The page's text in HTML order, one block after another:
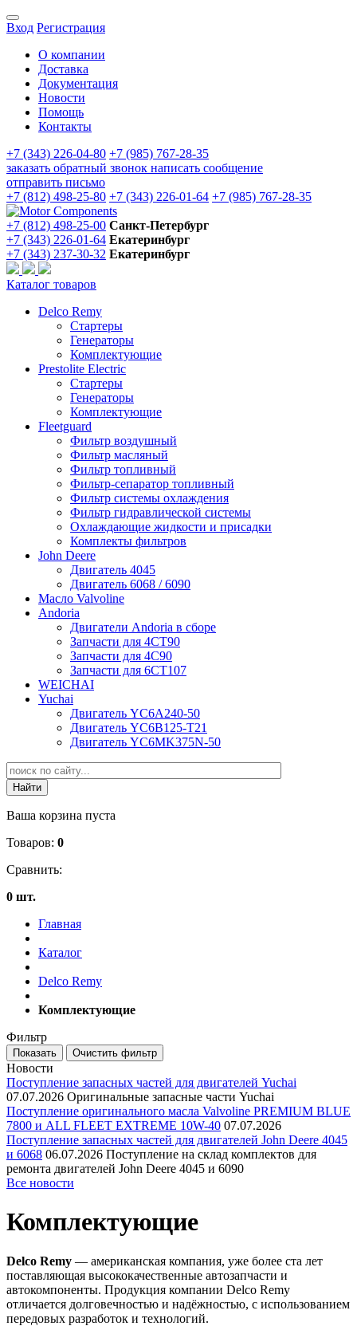
Вход Регистрация
О компании
Доставка
Документация
Новости
Помощь
Контакты
+7 (343) 226-04-80 +7 (985) 767-28-35
заказать обратный звонок написать сообщение
отправить письмо
+7 (812) 498-25-80 +7 (343) 226-01-64 +7 (985) 767-28-35
+7 (812) 498-25-00 Санкт-Петербург
+7 (343) 226-01-64 Екатеринбург
+7 (343) 237-30-32 Екатеринбург
Каталог товаров
Delco Remy
Стартеры
Генераторы
Комплектующие
Prestolite Electric
Стартеры
Генераторы
Комплектующие
Fleetguard
Фильтр воздушный
Фильтр масляный
Фильтр топливный
Фильтр-сепаратор топливный
Фильтр системы охлаждения
Фильтр гидравлической системы
Охлаждающие жидкости и присадки
Комплекты фильтров
John Deere
Двигатель 4045
Двигатель 6068 / 6090
Масло Valvoline
Andoria
Двигатели Andoria в сборе
Запчасти для 4CT90
Запчасти для 4С90
Запчасти для 6CT107
WEICHAI
Yuchai
Двигатель YC6A240-50
Двигатель YC6B125-T21
Двигатель YC6MK375N-50
Ваша корзина пуста
Товаров: 0
Сравнить:
0 шт.
Главная
Каталог
Delco Remy
Комплектующие
Фильтр
Новости
Поступление запасных частей для двигателей Yuchai
07.07.2026 Оригинальные запасные части Yuchai
Поступление оригинального масла Valvoline PREMIUM BLUE
7800 и ALL FLEET EXTREME 10W-40 07.07.2026
Поступление запасных частей для двигателей John Deere 4045
и 6068 06.07.2026 Поступление на склад комплектов для
ремонта двигателей John Deere 4045 и 6090
Все новости
Комплектующие
Delco Remy — американская компания, уже более ста лет
поставляющая высококачественные автозапчасти и
автокомпоненты. Продукция компании Delco Remy
отличается долговечностью и надёжностью, с использованием
передовых разработок и технологий.